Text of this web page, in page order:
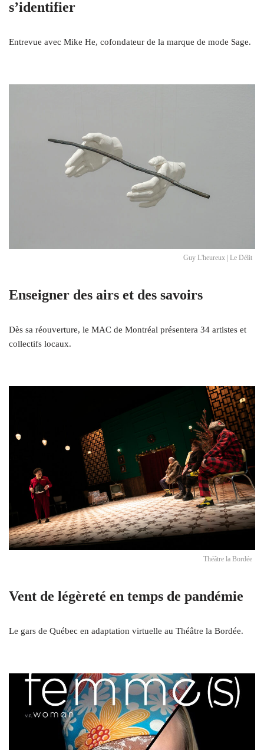
s’identifier
Entrevue avec Mike He, cofondateur de la marque de mode Sage.
Guy L'heureux | Le Délit
Enseigner des airs et des savoirs
Dès sa réouverture, le MAC de Montréal présentera 34 artistes et
collectifs locaux.
Théâtre la Bordée
Vent de légèreté en temps de pandémie
Le gars de Québec en adaptation virtuelle au Théâtre la Bordée.